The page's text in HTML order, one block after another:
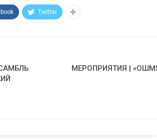
Twitter
МЕРОПРИЯТИЯ |